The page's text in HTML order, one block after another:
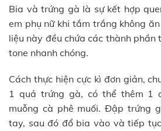
Bia và trứng gà là sự kết hợp
em phụ nữ khi tắm trắng không
liệu này đều chứa các thành
tone nhanh chóng.
Cách thực hiện cực kì đơn giản,
1 quả trứng gà, có thể thêm 1
muỗng cà phê muối. Đập trứng
tay, sau đó đổ bia vào và tiếp